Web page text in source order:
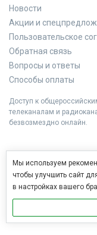
Новости
Акции и
Пользовательское
Обратная связь
Вопросы и ответы
Способы оплаты
Доступ к
телеканалам и
безвозмездно онлайн.
Мы используем
чтобы улучшить сайт
в настройках вашего